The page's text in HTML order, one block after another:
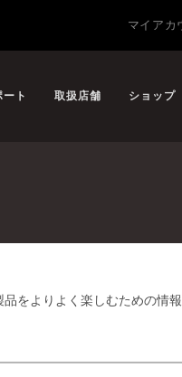
マイアカ
ト 取扱店舗 ショップ
をよりよく楽しむための情